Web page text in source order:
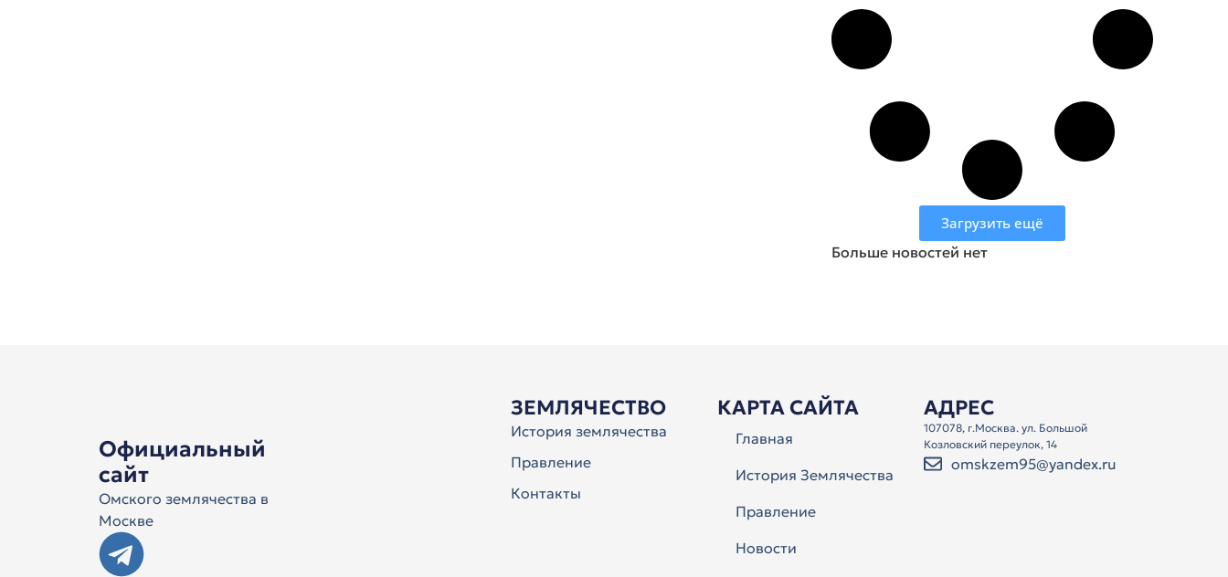
Загрузить ещё
Больше новостей нет
Официальный
сайт
Омского землячества в
Москве
ЗЕМЛЯЧЕСТВО
История землячества
Правление
Контакты
КАРТА САЙТА
Главная
История Землячества
Правление
Новости
АДРЕС
107078, г.Москва. ул. Большой
Козловский переулок, 14
omskzem95@yandex.ru